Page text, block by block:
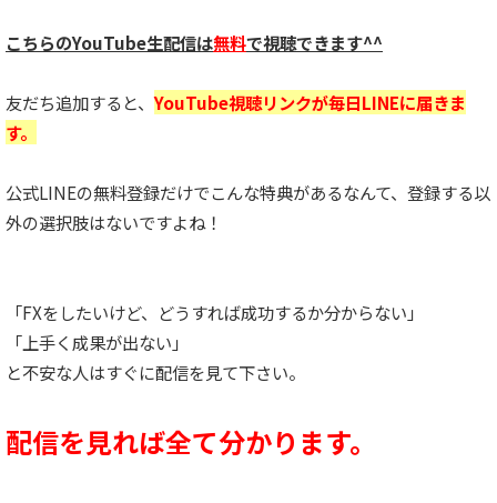
こちらのYouTube生配信は無料で視聴できます^^
友だち追加すると、YouTube視聴リンクが毎日LINEに届きま
す。
公式LINEの無料登録だけでこんな特典があるなんて、 登録する以
外の選択肢はないですよね！
「FXをしたいけど、どうすれば成功するか分からない」
「上手く成果が出ない」
と不安な人はすぐに配信を見て下さい。
配信を見れば全て分かります。